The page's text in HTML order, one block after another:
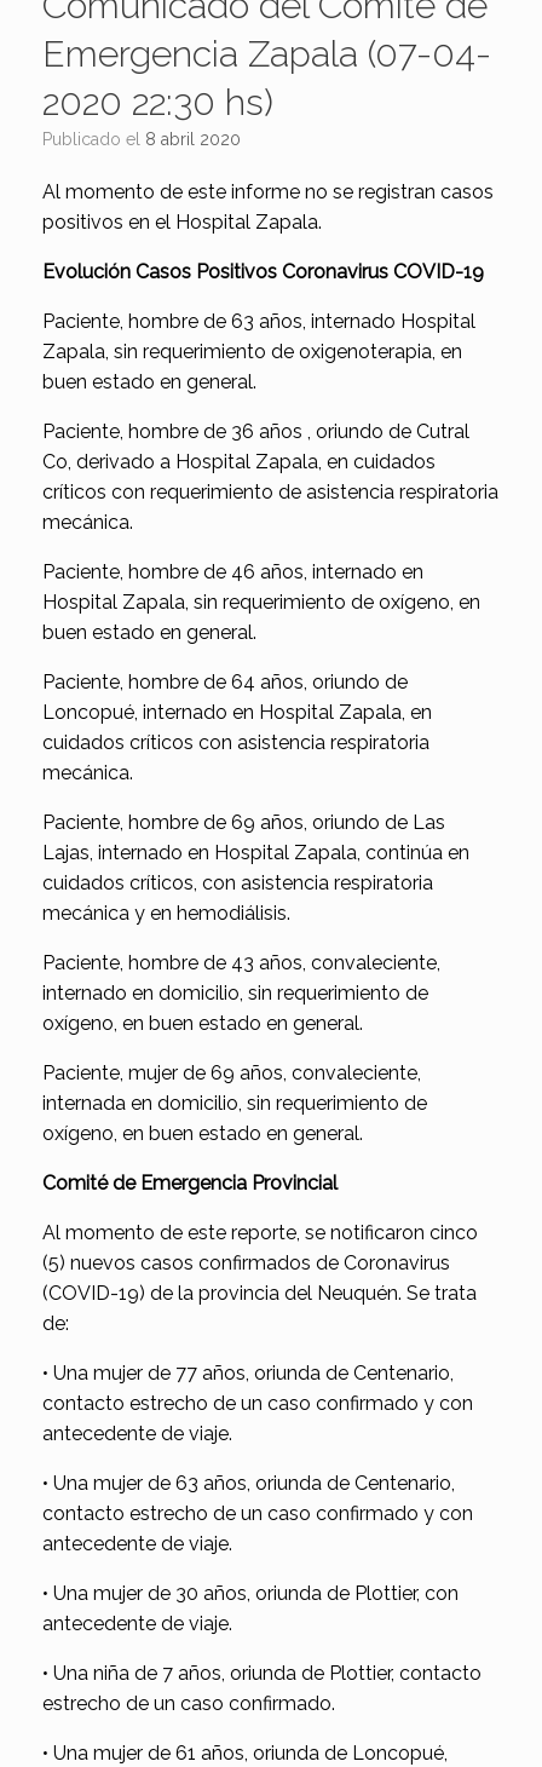
Emergencia Zapala (07-04-
2020 22:30 hs)
Publicado el 8 abril 2020
Al momento de este informe no se registran casos
positivos en el Hospital Zapala.
Evolución Casos Positivos Coronavirus COVID-19
Paciente, hombre de 63 años, internado Hospital
Zapala, sin requerimiento de oxigenoterapia, en
buen estado en general.
Paciente, hombre de 36 años , oriundo de Cutral
Co, derivado a Hospital Zapala, en cuidados
críticos con requerimiento de asistencia respiratoria
mecánica.
Paciente, hombre de 46 años, internado en
Hospital Zapala, sin requerimiento de oxígeno, en
buen estado en general.
Paciente, hombre de 64 años, oriundo de
Loncopué, internado en Hospital Zapala, en
cuidados críticos con asistencia respiratoria
mecánica.
Paciente, hombre de 69 años, oriundo de Las
Lajas, internado en Hospital Zapala, continúa en
cuidados críticos, con asistencia respiratoria
mecánica y en hemodiálisis.
Paciente, hombre de 43 años, convaleciente,
internado en domicilio, sin requerimiento de
oxígeno, en buen estado en general.
Paciente, mujer de 69 años, convaleciente,
internada en domicilio, sin requerimiento de
oxígeno, en buen estado en general.
Comité de Emergencia Provincial
Al momento de este reporte, se notificaron cinco
(5) nuevos casos confirmados de Coronavirus
(COVID-19) de la provincia del Neuquén. Se trata
de:
• Una mujer de 77 años, oriunda de Centenario,
contacto estrecho de un caso confirmado y con
antecedente de viaje.
• Una mujer de 63 años, oriunda de Centenario,
contacto estrecho de un caso confirmado y con
antecedente de viaje.
• Una mujer de 30 años, oriunda de Plottier, con
antecedente de viaje.
• Una niña de 7 años, oriunda de Plottier, contacto
estrecho de un caso confirmado.
• Una mujer de 61 años, oriunda de Loncopué,